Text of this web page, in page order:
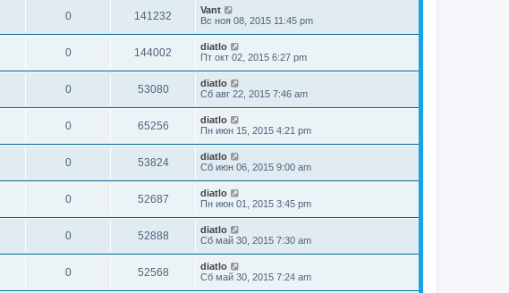
0 141232
Vant
Вс ноя 08, 2015 11:45 pm
0 144002
diatlo
Пт окт 02, 2015 6:27 pm
0 53080
diatlo
Сб авг 22, 2015 7:46 am
0 65256
diatlo
Пн июн 15, 2015 4:21 pm
0 53824
diatlo
Сб июн 06, 2015 9:00 am
0 52687
diatlo
Пн июн 01, 2015 3:45 pm
0 52888
diatlo
Сб май 30, 2015 7:30 am
0 52568
diatlo
Сб май 30, 2015 7:24 am